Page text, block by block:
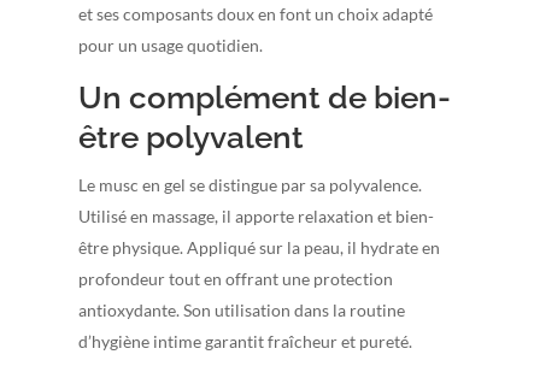
et ses composants doux en font un choix adapté
pour un usage quotidien.
Un complément de bien-
être polyvalent
Le musc en gel se distingue par sa polyvalence.
Utilisé en massage, il apporte relaxation et bien-
être physique. Appliqué sur la peau, il hydrate en
profondeur tout en offrant une protection
antioxydante. Son utilisation dans la routine
d’hygiène intime garantit fraîcheur et pureté.